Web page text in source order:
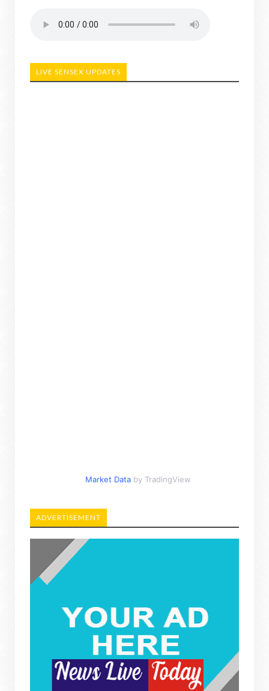
LIVE SENSEX UPDATES
Market Data by TradingView
ADVERTISEMENT